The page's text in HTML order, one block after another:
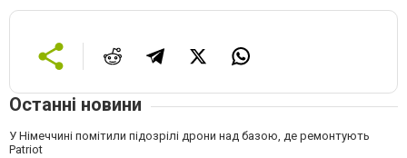
Останні новини
У Німеччині помітили підозрілі дрони над базою, де ремонтують
Patriot